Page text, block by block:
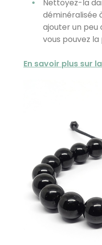
Nettoyez-la
déminéralisée
ajouter un peu
vous pouvez la
En savoir plus sur